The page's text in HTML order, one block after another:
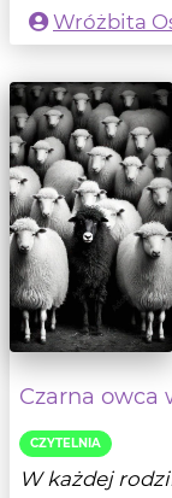
Wróżbita
Czarna owca
CZYTELNIA
W każdej